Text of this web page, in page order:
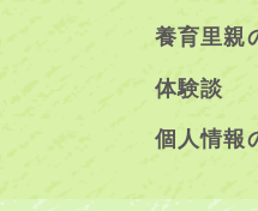
養育里親
体験談
個人情報